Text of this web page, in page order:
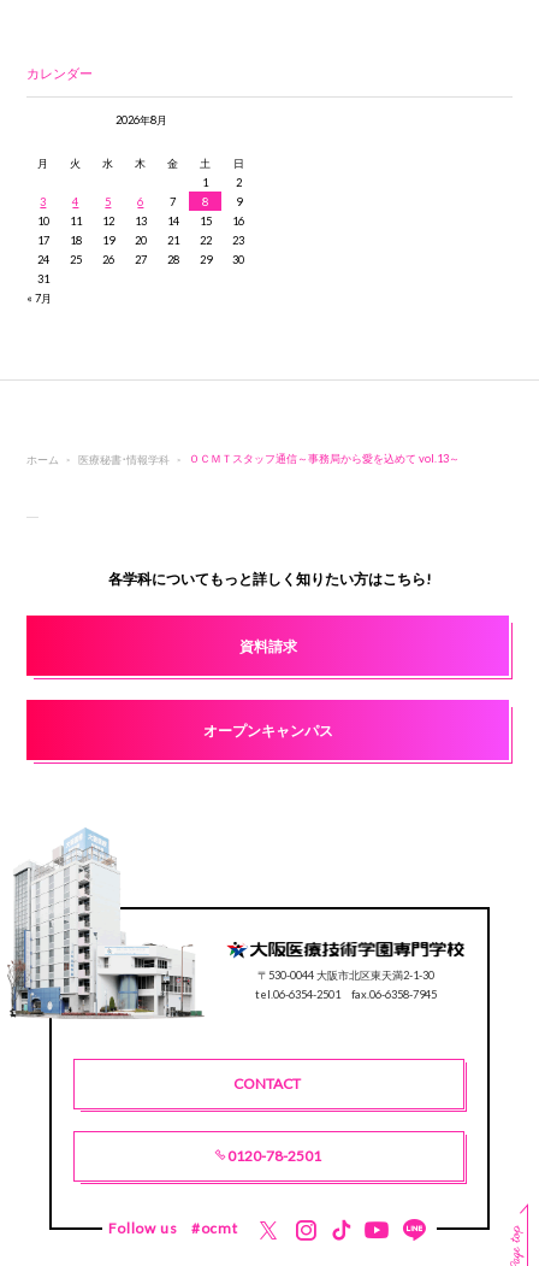
カレンダー
2026年8月
月 火 水 木 金 土
日
1
2
3
4 5 6 7 8
9
10
11 12 13 14 15
16
17
18 19 20 21 22
23
24
25 26 27 28 29
30
31
« 7月
ホーム 医療秘書・情報学科 ＯＣＭＴスタッフ通信～事務局から愛を込めて vol.13～
各学科についてもっと詳しく知りたい方はこちら!
資料請求
オープンキャンパス
〒530-0044 大阪市北区東天満2-1-30
tel.06-6354-2501 fax.06-6358-7945
CONTACT
0120-78-2501
Follow us #ocmt